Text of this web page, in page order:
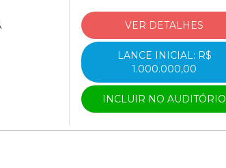
VER DETALHES
LANCE INICIAL: R$
1.000.000,00
INCLUIR NO AUDITÓRIO